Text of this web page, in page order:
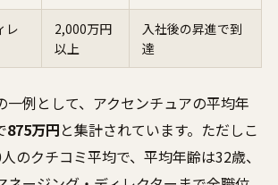
レ
2,000万円
以上
入社後の昇進で到
達
一例として、アクセンチュアの平均年
875万円と集計されています。ただしこ
のクチコミ平均で、平均年齢は32歳、